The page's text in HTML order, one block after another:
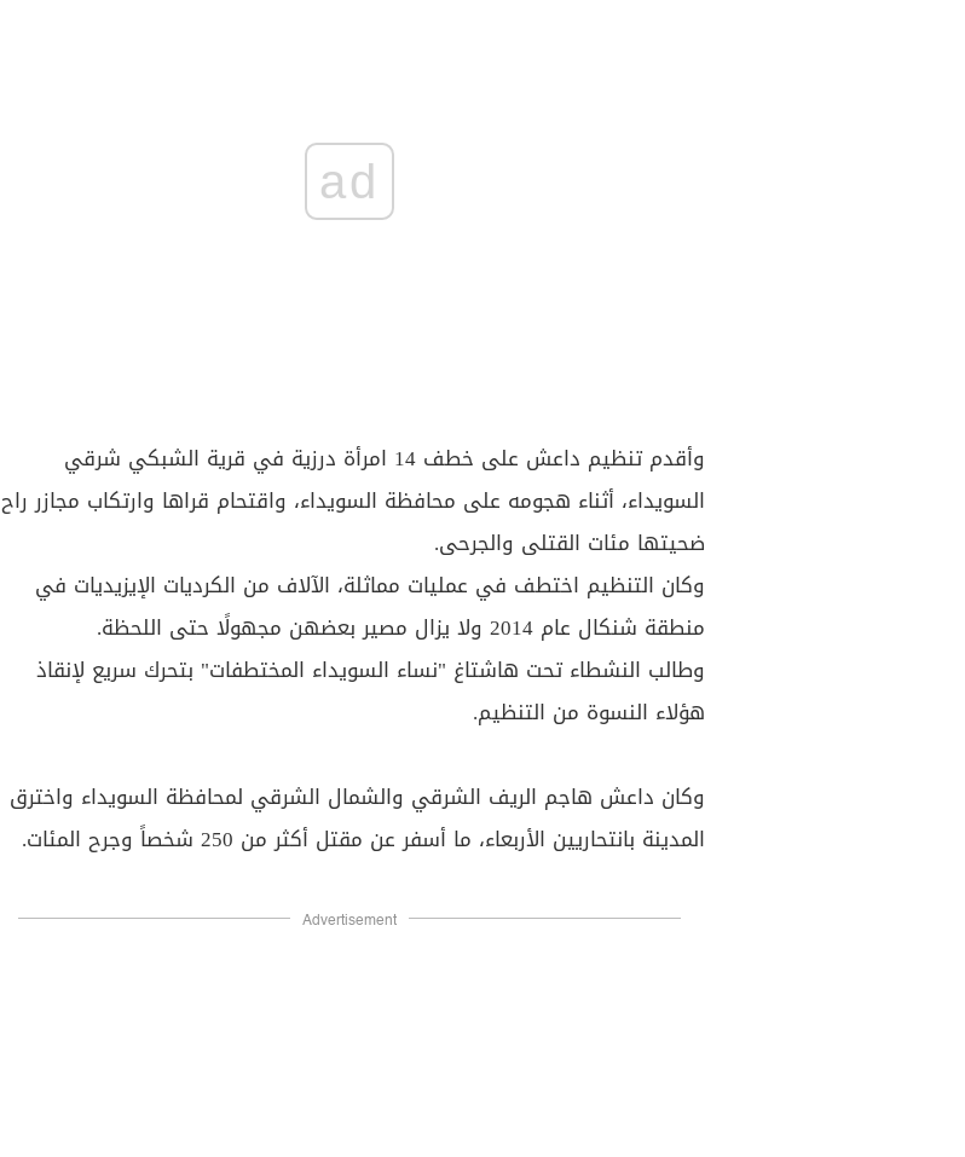
ad
وأقدم تنظيم داعش على خطف 14 امرأة درزية في قرية الشبكي شرقي
السويداء، أثناء هجومه على محافظة السويداء، واقتحام قراها وارتكاب مجازر راح
ضحيتها مئات القتلى والجرحى.
وكان التنظيم اختطف في عمليات مماثلة، الآلاف من الكرديات الإيزيديات في
منطقة شنكال عام 2014 ولا يزال مصير بعضهن مجهولًا حتى اللحظة.
وطالب النشطاء تحت هاشتاغ "نساء السويداء المختطفات" بتحرك سريع لإنقاذ
هؤلاء النسوة من التنظيم.
وكان داعش هاجم الريف الشرقي والشمال الشرقي لمحافظة السويداء واخترق
المدينة بانتحاريين الأربعاء، ما أسفر عن مقتل أكثر من 250 شخصاً وجرح المئات.
Advertisement